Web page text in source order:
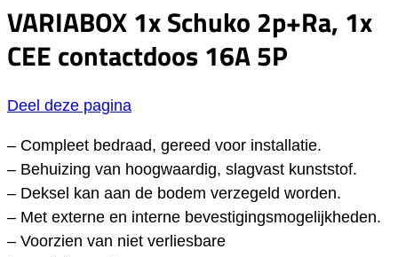
VARIABOX 1x Schuko 2p+Ra, 1x
CEE contactdoos 16A 5P
Deel deze pagina
– Compleet bedraad, gereed voor installatie.
– Behuizing van hoogwaardig, slagvast kunststof.
– Deksel kan aan de bodem verzegeld worden.
– Met externe en interne bevestigingsmogelijkheden.
– Voorzien van niet verliesbare